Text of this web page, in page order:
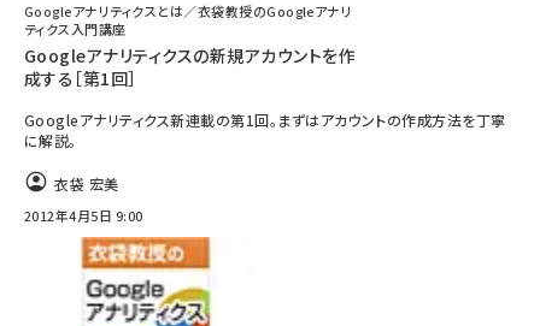
Googleアナリティクスとは／衣袋教授のGoogleアナリ
ティクス入門講座
Googleアナリティクスの新規アカウントを作
成する［第1回］
Googleアナリティクス新連載の第1回。まずはアカウントの作成方法を丁寧
に解説。
衣袋 宏美
2012年4月5日 9:00